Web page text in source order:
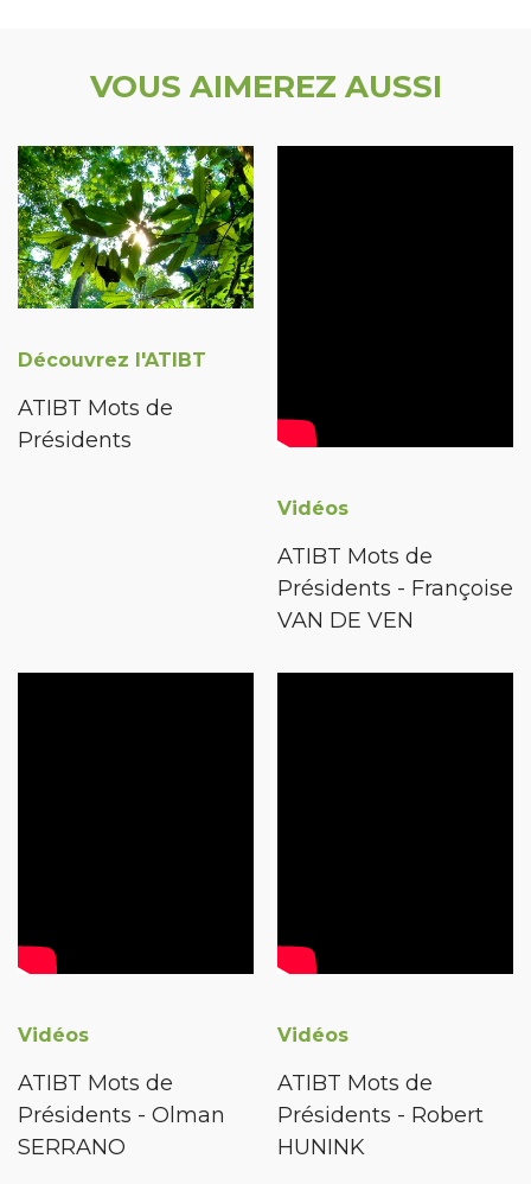
VOUS AIMEREZ AUSSI
Découvrez l'ATIBT
ATIBT Mots de
Présidents
Vidéos
ATIBT Mots de
Présidents - Françoise
VAN DE VEN
Vidéos
ATIBT Mots de
Présidents - Olman
SERRANO
Vidéos
ATIBT Mots de
Présidents - Robert
HUNINK